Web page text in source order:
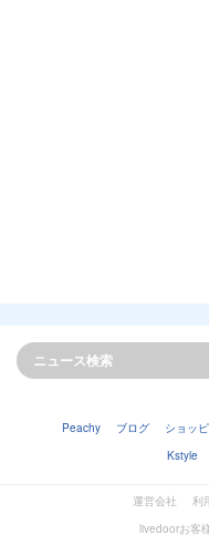
Peachy ブログ ショッ
Kstyle
運営会社 利
livedoorお客